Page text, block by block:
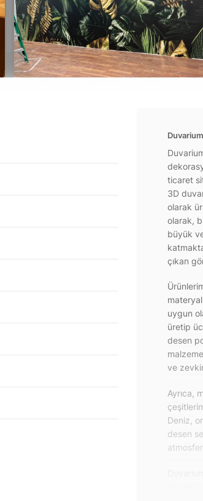
ticaret
3D
olarak
olarak,
büyük
çıkan
uygun
üretip
desen
ve
Ayrıca,
Deniz,
desen
alanlar